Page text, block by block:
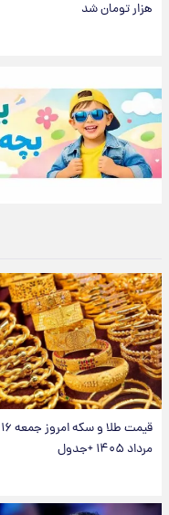
هزار تومان شد
قیمت طلا و سکه امروز جمعه ۱۶
مرداد ۱۴۰۵ +جدول